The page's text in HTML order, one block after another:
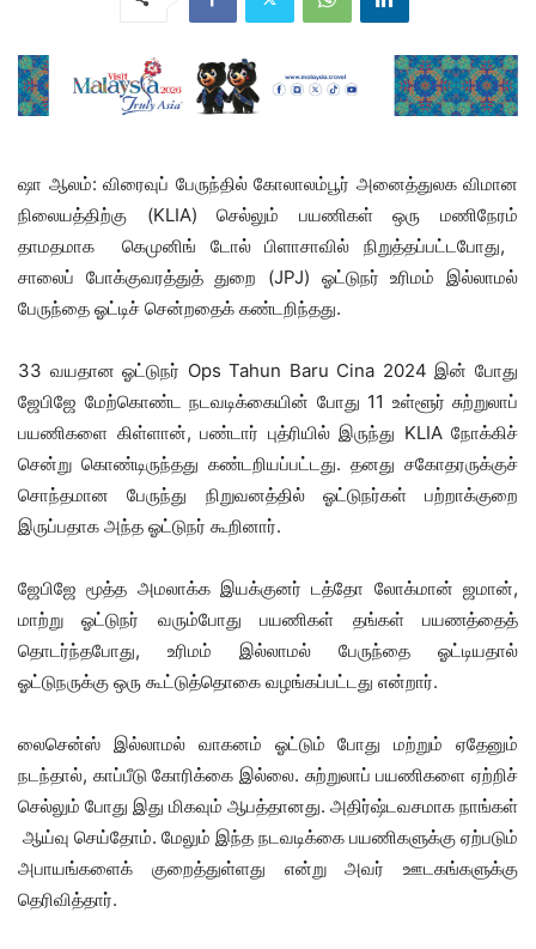
ஷா ஆலம்: விரைவுப் பேருந்தில் கோலாலம்பூர் அனைத்துலக விமான
நிலையத்திற்கு (KLIA) செல்லும் பயணிகள் ஒரு மணிநேரம்
தாமதமாக கெமுனிங் டோல் பிளாசாவில் நிறுத்தப்பட்டபோது, ​​
சாலைப் போக்குவரத்துத் துறை (JPJ) ஓட்டுநர் உரிமம் இல்லாமல்
பேருந்தை ஓட்டிச் சென்றதைக் கண்டறிந்தது.
33 வயதான ஓட்டுநர் Ops Tahun Baru Cina 2024 இன் போது
ஜேபிஜே மேற்கொண்ட நடவடிக்கையின் போது 11 உள்ளூர் சுற்றுலாப்
பயணிகளை கிள்ளான், பண்டார் புத்ரியில் இருந்து KLIA நோக்கிச்
சென்று கொண்டிருந்தது கண்டறியப்பட்டது. தனது சகோதரருக்குச்
சொந்தமான பேருந்து நிறுவனத்தில் ஓட்டுநர்கள் பற்றாக்குறை
இருப்பதாக அந்த ஓட்டுநர் கூறினார்.
ஜேபிஜே மூத்த அமலாக்க இயக்குனர் டத்தோ லோக்மான் ஜமான்,
மாற்று ஓட்டுநர் வரும்போது பயணிகள் தங்கள் பயணத்தைத்
தொடர்ந்தபோது, ​​உரிமம் இல்லாமல் பேருந்தை ஓட்டியதால்
ஓட்டுநருக்கு ஒரு கூட்டுத்தொகை வழங்கப்பட்டது என்றார்.
லைசென்ஸ் இல்லாமல் வாகனம் ஓட்டும் போது மற்றும் ஏதேனும்
நடந்தால், காப்பீடு கோரிக்கை இல்லை. சுற்றுலாப் பயணிகளை ஏற்றிச்
செல்லும் போது இது மிகவும் ஆபத்தானது. அதிர்ஷ்டவசமாக நாங்கள்
ஆய்வு செய்தோம். மேலும் இந்த நடவடிக்கை பயணிகளுக்கு ஏற்படும்
அபாயங்களைக் குறைத்துள்ளது என்று அவர் ஊடகங்களுக்கு
தெரிவித்தார்.